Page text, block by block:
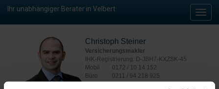
Ihr unabhängiger Berater in Velbert
Christoph Steiner
Versicherungsmakler
IHK-Registrierung: D-JBH7-KXZSK-45
Mobil
0172 / 10 14 152
Büro
0211 / 94 218 925